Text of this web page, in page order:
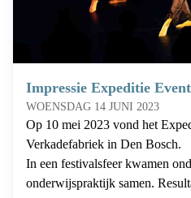
Impressie Expeditie Event
WOENSDAG 14 JUNI 2023
Op 10 mei 2023 vond het
Verkadefabriek in Den Bosch.
In een festivalsfeer kwamen
onderwijspraktijk samen.